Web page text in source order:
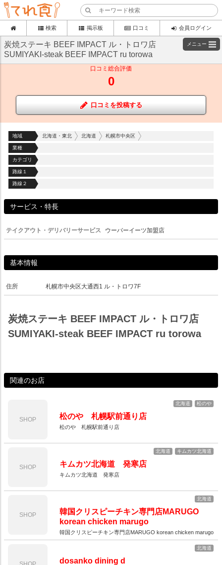
検索 掲示板 口コミ 会員ログイン
炭焼ステーキ BEEF IMPACT ル・トロワ店
SUMIYAKI-steak BEEF IMPACT ru torowa
メニュー
口コミ総合評価
0
口コミを投稿する
地域 北海道・東北 北海道 札幌市中央区
業種
カテゴリ
路線１
路線２
サービス・特長
テイクアウト・デリバリーサービス ウーバーイーツ加盟店
基本情報
住所 札幌市中央区大通西1 ル・トロワ7F
炭焼ステーキ BEEF IMPACT ル・トロワ店
SUMIYAKI-steak BEEF IMPACT ru torowa
関連のお店
SHOP
北海道 松のや
松のや 札幌駅前通り店
松のや 札幌駅前通り店
SHOP
北海道 キムカツ北海道
キムカツ北海道 発寒店
キムカツ北海道 発寒店
SHOP
北海道
韓国クリスピーチキン専門店MARUGO
korean chicken marugo
韓国クリスピーチキン専門店MARUGO korean chicken marugo
北海道
dosanko dining d